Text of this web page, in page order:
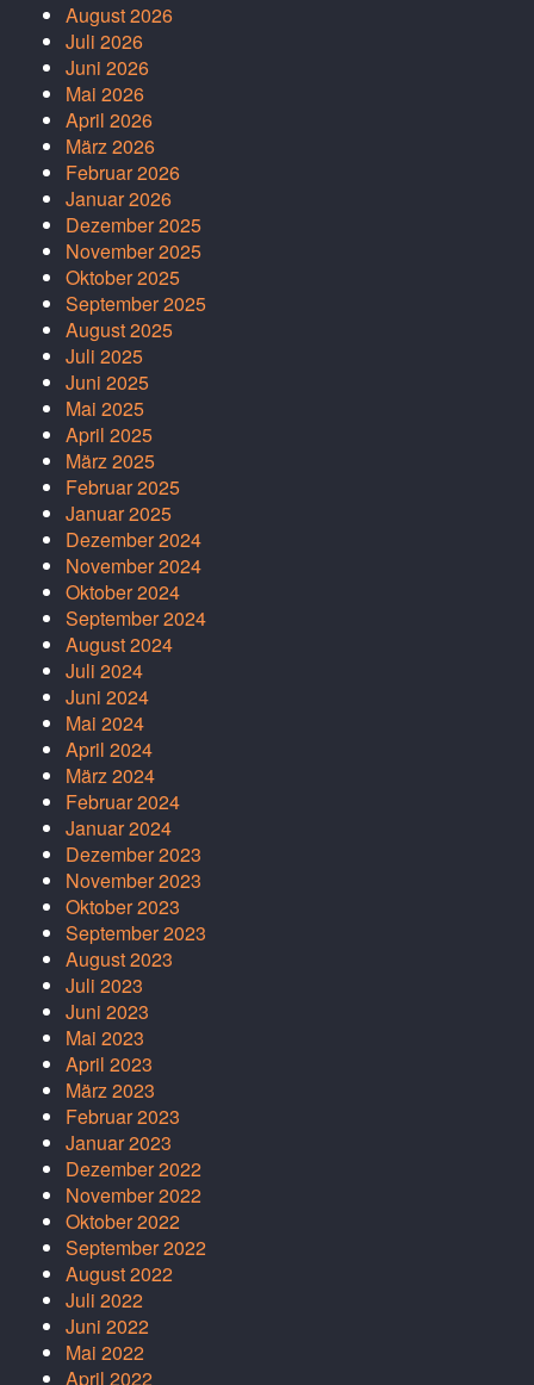
August 2026
Juli 2026
Juni 2026
Mai 2026
April 2026
März 2026
Februar 2026
Januar 2026
Dezember 2025
November 2025
Oktober 2025
September 2025
August 2025
Juli 2025
Juni 2025
Mai 2025
April 2025
März 2025
Februar 2025
Januar 2025
Dezember 2024
November 2024
Oktober 2024
September 2024
August 2024
Juli 2024
Juni 2024
Mai 2024
April 2024
März 2024
Februar 2024
Januar 2024
Dezember 2023
November 2023
Oktober 2023
September 2023
August 2023
Juli 2023
Juni 2023
Mai 2023
April 2023
März 2023
Februar 2023
Januar 2023
Dezember 2022
November 2022
Oktober 2022
September 2022
August 2022
Juli 2022
Juni 2022
Mai 2022
April 2022